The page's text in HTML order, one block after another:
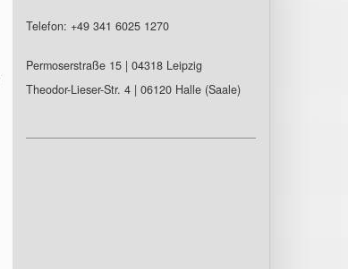
Telefon: +49 341 6025 1270
Permoserstraße 15 | 04318 Leipzig
Theodor-Lieser-Str. 4 | 06120 Halle (Saale)